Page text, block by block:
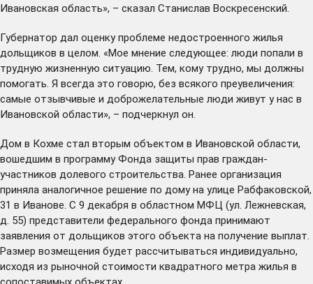
Ивановская область», – сказал Станислав Воскресенский.
Губернатор дал оценку проблеме недостроенного жилья
дольщиков в целом. «Мое мнение следующее: люди попали в
трудную жизненную ситуацию. Тем, кому трудно, мы должны
помогать. Я всегда это говорю, без всякого преувеличения:
самые отзывчивые и доброжелательные люди живут у нас в
Ивановской области», – подчеркнул он.
Дом в Кохме стал вторым объектом в Ивановской области,
вошедшим в программу Фонда защиты прав граждан-
участников долевого строительства. Ранее организация
приняла аналогичное решение по дому на улице Рабфаковской,
31 в Иванове. С 9 декабря в областном МФЦ (ул. Лежневская,
д. 55) представители федерального фонда принимают
заявления от дольщиков этого объекта на получение выплат.
Размер возмещения будет рассчитываться индивидуально,
исходя из рыночной стоимости квадратного метра жилья в